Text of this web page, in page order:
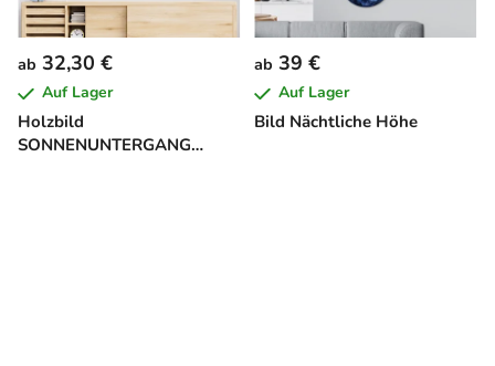
Holzbild
SONNENUNTERGANG
ab 32,30 €
Auf Lager
Bild Nächtliche Höhe
ab 39 €
Auf Lager